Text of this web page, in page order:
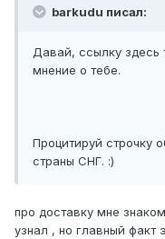
barkudu писал:
Давай, ссылку здесь
мнение о тебе.
Процитируй строчку
страны СНГ. :)
про доставку мне
узнал , но главный факт